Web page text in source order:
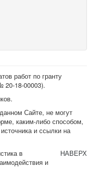
работ по гранту
20-18-00003).
Сайте, не могут
каким-либо способом,
и ссылки на
НАВЕРХ
в
и